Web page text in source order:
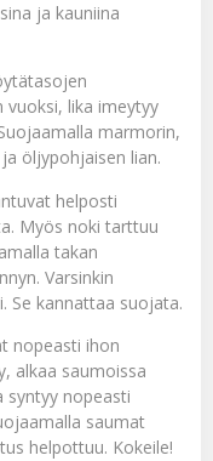
ja kauniina
vuoksi, lika imeytyy
marmorin,
öljypohjaisen lian.
helposti
Myös noki tarttuu
takan
Varsinkin
Se kannattaa suojata.
nopeasti ihon
alkaa saumoissa
syntyy nopeasti
saumat
helpottuu. Kokeile!